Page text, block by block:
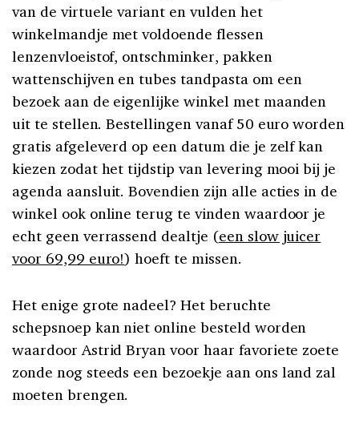
van de virtuele variant en vulden het
winkelmandje met voldoende flessen
lenzenvloeistof, ontschminker, pakken
wattenschijven en tubes tandpasta om een
bezoek aan de eigenlijke winkel met maanden
uit te stellen. Bestellingen vanaf 50 euro worden
gratis afgeleverd op een datum die je zelf kan
kiezen zodat het tijdstip van levering mooi bij je
agenda aansluit. Bovendien zijn alle acties in de
winkel ook online terug te vinden waardoor je
echt geen verrassend dealtje (een slow juicer
voor 69,99 euro!) hoeft te missen.
Het enige grote nadeel? Het beruchte
schepsnoep kan niet online besteld worden
waardoor Astrid Bryan voor haar favoriete zoete
zonde nog steeds een bezoekje aan ons land zal
moeten brengen.